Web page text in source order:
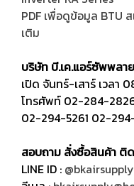
PDF เพื่อดูข้อมูล BTU
เติม
บริษัท บี.เค.แอร์ซัพพลา
เปิด จันทร์-เสาร์ เวลา
โทรศัพท์ 02-284-
02-294-5261 02-
สอบถาม สั่งซื้อสินค้า ติ
LINE ID : @bkairsupply